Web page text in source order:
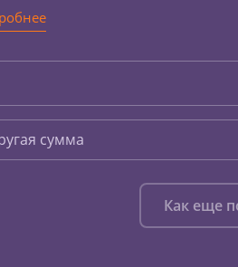
сумма
Как еще